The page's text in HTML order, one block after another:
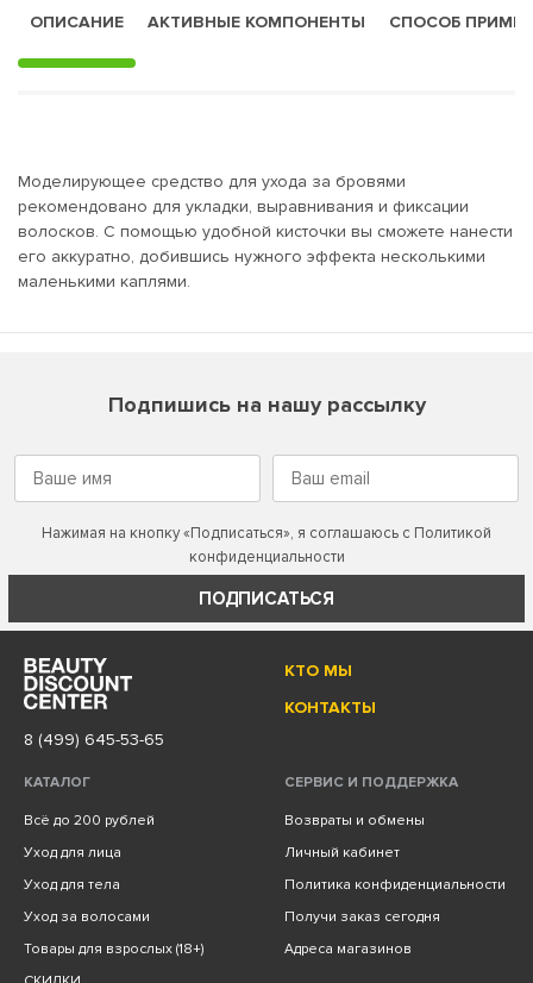
ОПИСАНИЕ
АКТИВНЫЕ КОМПОНЕНТЫ СПОСОБ
Моделирующее средство для ухода за бровями
рекомендовано для укладки, выравнивания и фиксации
волосков. С помощью удобной кисточки вы сможете нанести
его аккуратно, добившись нужного эффекта несколькими
маленькими каплями.
Подпишись на нашу рассылку
Нажимая на кнопку «Подписаться», я соглашаюсь с Политикой
конфиденциальности
ПОДПИСАТЬСЯ
КТО МЫ
КОНТАКТЫ
8 (499) 645-53-65
КАТАЛОГ
Всё до 200 рублей
Уход для лица
Уход для тела
Уход за волосами
Товары для взрослых (18+)
СЕРВИС И ПОДДЕРЖКА
Возвраты и обмены
Личный кабинет
Политика конфиденциальности
Получи заказ сегодня
Адреса магазинов